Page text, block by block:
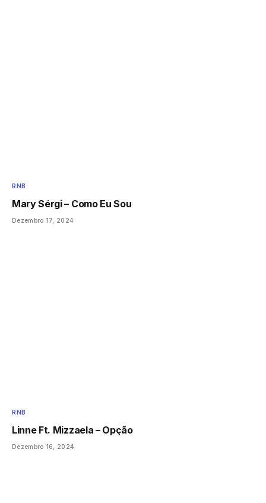
RNB
Mary Sérgi – Como Eu Sou
Dezembro 17, 2024
RNB
Linne Ft. Mizzaela – Opção
Dezembro 16, 2024